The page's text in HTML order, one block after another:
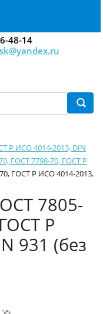
48-14
Р ИСО 4014-2013, DIN
ГОСТ 7798-70, ГОСТ Р
ГОСТ Р ИСО 4014-2013,
7805-
Р
931 (без